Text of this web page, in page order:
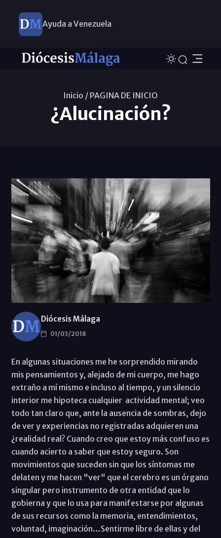
Ayuda a Venezuela
Inicio / PAGINA DE INICIO
¿Alucinación?
Diócesis Málaga
01/03/2018
En algunas situaciones me he sorprendido mirando
mis pensamientos y, alejado de mi cuerpo, me hago
extraño a mí mismo e incluso al tiempo, y un silencio
interior me hipoteca cualquier actividad mental; veo
todo tan claro que, ante la ausencia de sombras, dejo
de ver y experiencias no registradas adquieren una
¿realidad real? Cuando creo que estoy más confuso es
cuando acierto a saber que estoy seguro. Son
movimientos que suceden sin que los síntomas me
delaten y me hacen "ver" que el cerebro es un órgano
singular pero instrumento de otra entidad que lo
gobierna y que lo usa para manifestarse por algunas
de sus recursos como la memoria, entendimientos,
voluntad, imaginación…Sentirme libre de ellas y del